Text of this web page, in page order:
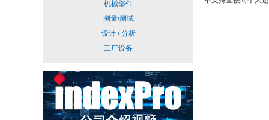
机械部件
测量/测试
设计 / 分析
工厂设备